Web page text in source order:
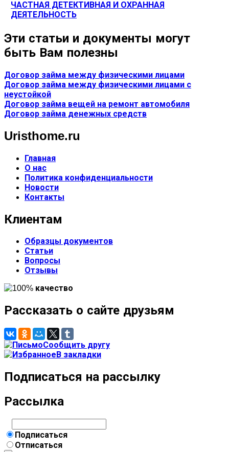
ЧАСТНАЯ ДЕТЕКТИВНАЯ И ОХРАННАЯ
ДЕЯТЕЛЬНОСТЬ
Эти статьи и документы могут
быть Вам полезны
Договор займа между физическими лицами
Договор займа между физическими лицами с
неустойкой
Договор займа вещей на ремонт автомобиля
Договор займа денежных средств
Uristhome.ru
Главная
О нас
Политика конфиденциальности
Новости
Контакты
Клиентам
Образцы документов
Статьи
Вопросы
Отзывы
Рассказать о сайте друзьям
Сообщить другу
В закладки
Подписаться на рассылку
Рассылка
Подписаться
Отписаться